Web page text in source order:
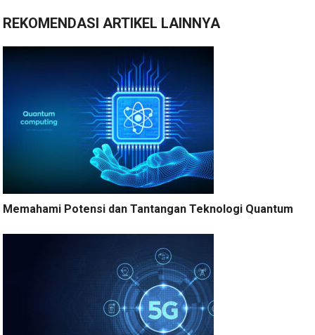
REKOMENDASI ARTIKEL LAINNYA
Memahami Potensi dan Tantangan Teknologi Quantum